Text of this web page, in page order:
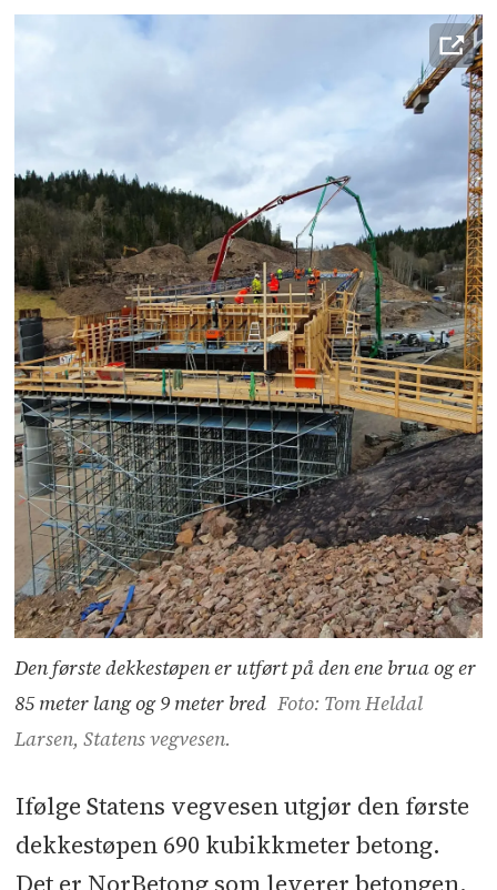
Den første dekkestøpen er utført på den ene brua og er
85 meter lang og 9 meter bred Foto: Tom Heldal
Larsen, Statens vegvesen.
Ifølge Statens vegvesen utgjør den første
dekkestøpen 690 kubikkmeter betong.